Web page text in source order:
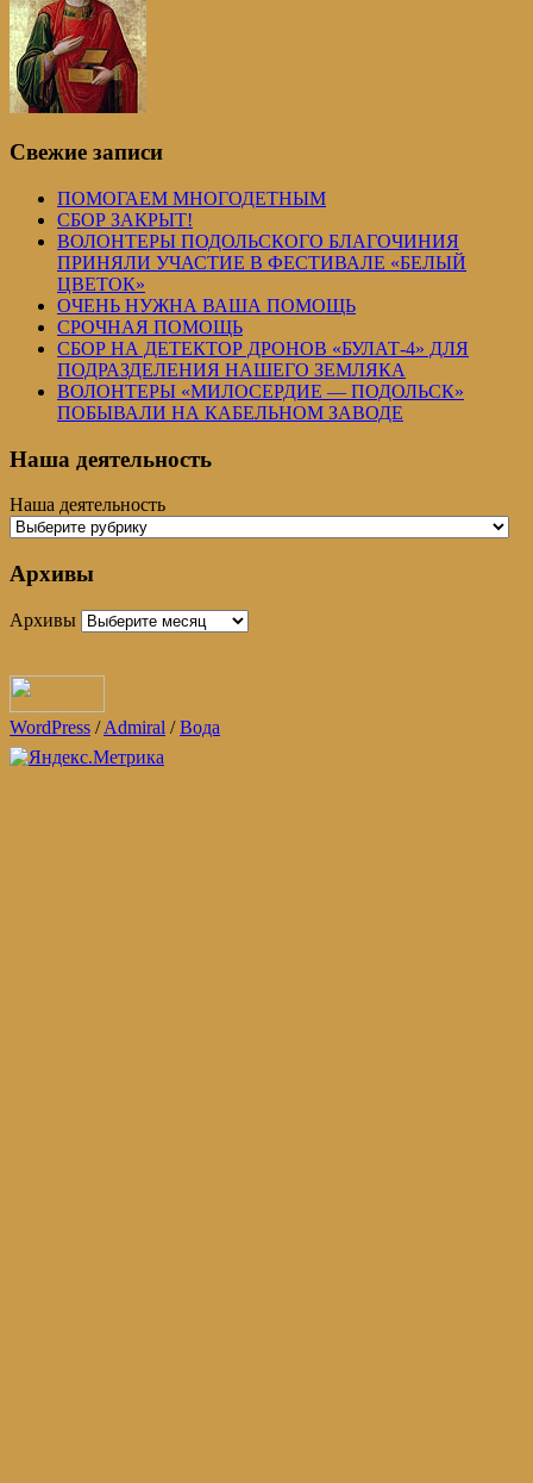
Свежие записи
ПОМОГАЕМ МНОГОДЕТНЫМ
СБОР ЗАКРЫТ!
ВОЛОНТЕРЫ ПОДОЛЬСКОГО БЛАГОЧИНИЯ
ПРИНЯЛИ УЧАСТИЕ В ФЕСТИВАЛЕ «БЕЛЫЙ
ЦВЕТОК»
ОЧЕНЬ НУЖНА ВАША ПОМОЩЬ
СРОЧНАЯ ПОМОЩЬ
СБОР НА ДЕТЕКТОР ДРОНОВ «БУЛАТ-4» ДЛЯ
ПОДРАЗДЕЛЕНИЯ НАШЕГО ЗЕМЛЯКА
ВОЛОНТЕРЫ «МИЛОСЕРДИЕ — ПОДОЛЬСК»
ПОБЫВАЛИ НА КАБЕЛЬНОМ ЗАВОДЕ
Наша деятельность
Наша деятельность
Архивы
Архивы
WordPress /Admiral /Вода